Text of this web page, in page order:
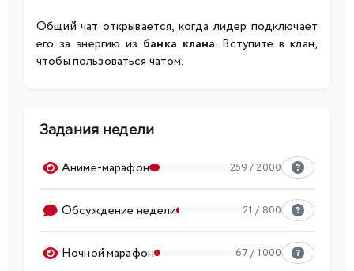
Общий чат открывается, когда лидер подключает
его за энергию из банка клана. Вступите в клан,
чтобы пользоваться чатом.
Задания недели
Аниме-марафон 259 / 2000
Обсуждение недели 21 / 800
Ночной марафон 67 / 1000